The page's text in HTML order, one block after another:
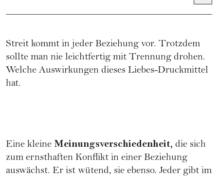
Streit kommt in jeder Beziehung vor. Trotzdem
sollte man nie leichtfertig mit Trennung drohen.
Welche Auswirkungen dieses Liebes-Druckmittel
hat.
Eine kleine Meinungsverschiedenheit, die sich
zum ernsthaften Konflikt in einer Beziehung
auswächst. Er ist wütend, sie ebenso. Jeder gibt im